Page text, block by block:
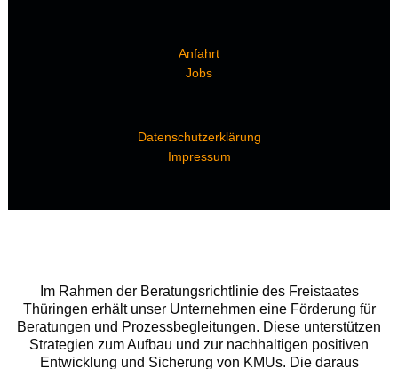
Anfahrt
Jobs
Datenschutzerklärung
Impressum
Im Rahmen der Beratungsrichtlinie des Freistaates
Thüringen erhält unser Unternehmen eine Förderung für
Beratungen und Prozessbegleitungen. Diese unterstützen
Strategien zum Aufbau und zur nachhaltigen positiven
Entwicklung und Sicherung von KMUs. Die daraus